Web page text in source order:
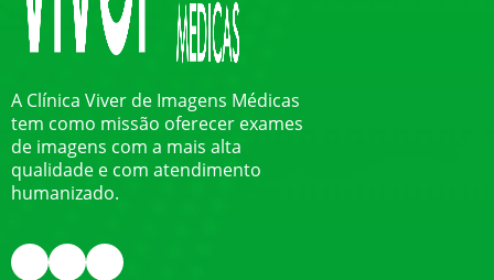
A Clínica Viver de Imagens Médicas
tem como missão oferecer exames
de imagens com a mais alta
qualidade e com atendimento
humanizado.